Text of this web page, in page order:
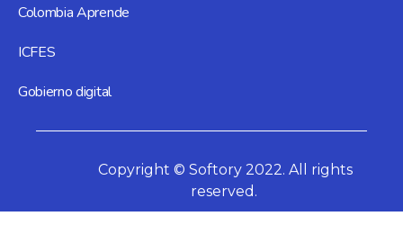
Colombia Aprende
ICFES
Gobierno digital
Copyright © Softory 2022. All rights
reserved.